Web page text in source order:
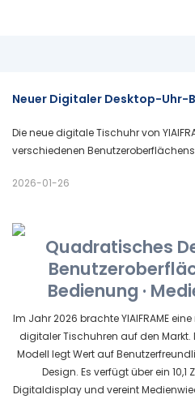
Neuer Digitaler Desktop-Uhr-
Die neue digitale Tischuhr von
verschiedenen
2026-01-26
Quadratisches
Bedienung ·
Im Jahr 2026 brachte YIAIFRAME
digitaler Tischuhren auf den Markt.
Modell legt Wert auf
Design. Es verfügt über ein
Digitaldisplay und vereint